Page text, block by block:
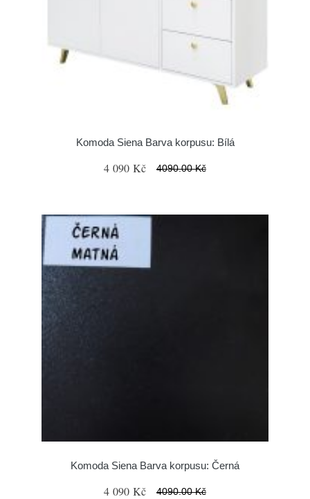
Komoda Siena Barva korpusu: Bílá
4 090 Kč 4090.00 Kč
Komoda Siena Barva korpusu: Černá
4 090 Kč 4090.00 Kč